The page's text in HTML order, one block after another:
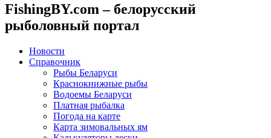
FishingBY.com – белорусский
рыболовный портал
Новости
Справочник
Рыбы Беларуси
Краснокнижные рыбы
Водоемы Беларуси
Платная рыбалка
Погода на карте
Карта зимовальных ям